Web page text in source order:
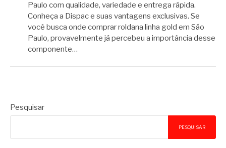
Paulo com qualidade, variedade e entrega rápida.
Conheça a Dispac e suas vantagens exclusivas. Se
você busca onde comprar roldana linha gold em São
Paulo, provavelmente já percebeu a importância desse
componente…
Pesquisar
PESQUISAR